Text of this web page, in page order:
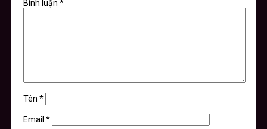
Bình luận *
Tên *
Email *